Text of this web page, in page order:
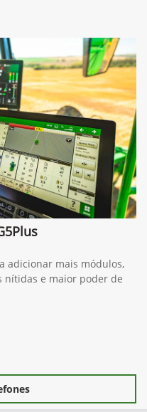
adicionar mais módulos,
nítidas e maior poder de